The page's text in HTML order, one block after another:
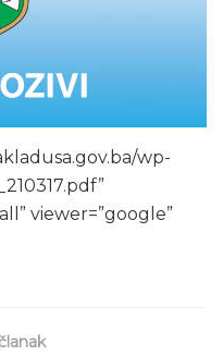
wp-
viewer=”google”